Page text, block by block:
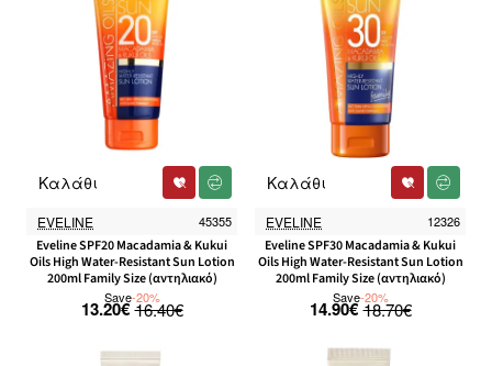
-20%
EVELINE
45355
Eveline SPF20 Macadamia & Kukui
Oils High Water-Resistant Sun Lotion
200ml Family Size (αντηλιακό)
Save-20%
13.20€ 16.40€
Καλάθι
-20%
EVELINE
12326
Eveline SPF30 Macadamia & Kukui
Oils High Water-Resistant Sun Lotion
200ml Family Size (αντηλιακό)
Save-20%
14.90€ 18.70€
Καλάθι